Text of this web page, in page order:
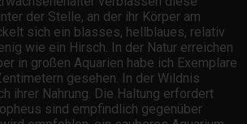
der Stelle, an der ihr Körper am
sich ein blasses, hellblaues, relativ
wie ein Hirsch. In der Natur erreichen
in großen Aquarien habe ich Exemplare
gesehen. In der Wildnis
ihrer Nahrung. Die Haltung erfordert
sind empfindlich gegenüber